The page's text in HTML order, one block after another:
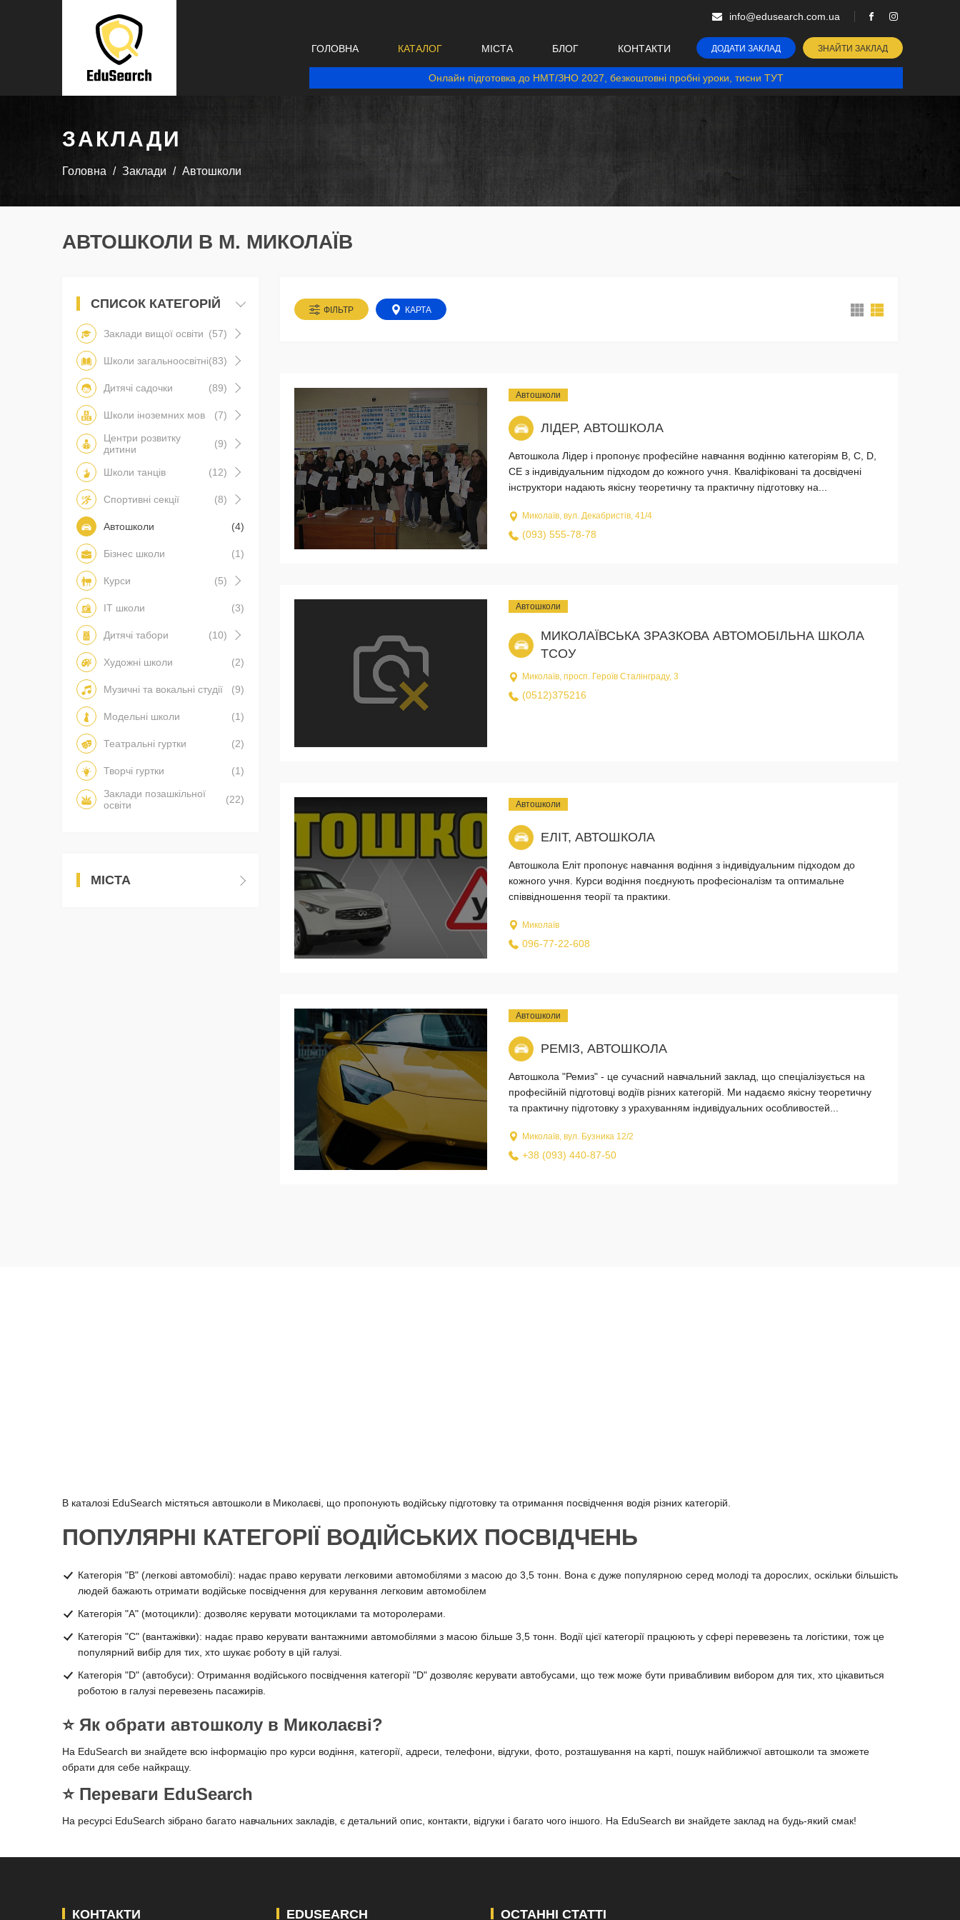
info@edusearch.com.ua
ГОЛОВНА КАТАЛОГ МІСТА БЛОГ КОНТАКТИ ДОДАТИ ЗАКЛАД ЗНАЙТИ ЗАКЛАД
Онлайн підготовка до НМТ/ЗНО 2027, безкоштовні пробні уроки, тисни ТУТ
ЗАКЛАДИ
Головна Заклади Автошколи
АВТОШКОЛИ В М. МИКОЛАЇВ
ФІЛЬТР КАРТА
Автошколи
ЛІДЕР, АВТОШКОЛА
Автошкола Лідер і пропонує професійне навчання водінню категоріям B, C, D,
CE з індивідуальним підходом до кожного учня. Кваліфіковані та досвідчені
інструктори надають якісну теоретичну та практичну підготовку на...
Миколаїв, вул. Декабристів, 41/4
(093) 555-78-78
Автошколи
МИКОЛАЇВСЬКА ЗРАЗКОВА АВТОМОБІЛЬНА ШКОЛА
ТСОУ
Миколаїв, просп. Героїв Сталінграду, 3
(0512)375216
Автошколи
ЕЛІТ, АВТОШКОЛА
Автошкола Еліт пропонує навчання водіння з індивідуальним підходом до
кожного учня. Курси водіння поєднують професіоналізм та оптимальне
співвідношення теорії та практики.
Миколаїв
096-77-22-608
Автошколи
РЕМІЗ, АВТОШКОЛА
Автошкола "Ремиз" - це сучасний навчальний заклад, що спеціалізується на
професійній підготовці водіїв різних категорій. Ми надаємо якісну теоретичну
та практичну підготовку з урахуванням індивідуальних особливостей...
Миколаїв, вул. Бузника 12/2
+38 (093) 440-87-50
СПИСОК КАТЕГОРІЙ
Заклади вищої освіти (57)
Школи загальноосвітні(83)
Дитячі садочки (89)
Школи іноземних мов
(7)
Центри розвитку
дитини
(9)
Школи танців (12)
Спортивні секції (8)
Автошколи (4)
Бізнес школи (1)
Курси (5)
IT школи (3)
Дитячі табори (10)
Художні школи (2)
Музичні та вокальні студії (9)
Модельні школи (1)
Театральні гуртки (2)
Творчі гуртки
(1)
Заклади позашкільної
освіти
(22)
МІСТА
В каталозі EduSearch містяться автошколи в Миколаєві, що пропонують водійську підготовку та отримання посвідчення водія різних категорій.
ПОПУЛЯРНІ КАТЕГОРІЇ ВОДІЙСЬКИХ ПОСВІДЧЕНЬ
Категорія "B" (легкові автомобілі): надає право керувати легковими автомобілями з масою до 3,5 тонн. Вона є дуже популярною серед молоді та дорослих, оскільки більшість
людей бажають отримати водійське посвідчення для керування легковим автомобілем
Категорія "A" (мотоцикли): дозволяє керувати мотоциклами та моторолерами.
Категорія "C" (вантажівки): надає право керувати вантажними автомобілями з масою більше 3,5 тонн. Водії цієї категорії працюють у сфері перевезень та логістики, тож це
популярний вибір для тих, хто шукає роботу в цій галузі.
Категорія "D" (автобуси): Отримання водійського посвідчення категорії "D" дозволяє керувати автобусами, що теж може бути привабливим вибором для тих, хто цікавиться
роботою в галузі перевезень пасажирів.
⭐️ Як обрати автошколу в Миколаєві?
На EduSearch ви знайдете всю інформацію про курси водіння, категорії, адреси, телефони, відгуки, фото, розташування на карті, пошук найближчої автошколи та зможете
обрати для себе найкращу.
⭐️ Переваги EduSearch
На ресурсі EduSearch зібрано багато навчальних закладів, є детальний опис, контакти, відгуки і багато чого іншого. На EduSearch ви знайдете заклад на будь-який смак!
КОНТАКТИ EDUSEARCH ОСТАННІ СТАТТІ